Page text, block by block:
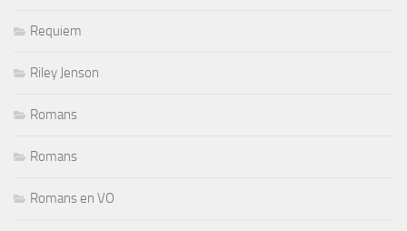
Requiem
Riley Jenson
Romans
Romans
Romans en VO